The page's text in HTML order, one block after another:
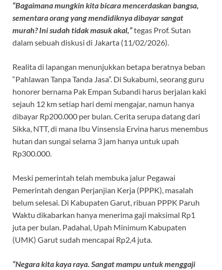
“Bagaimana mungkin kita bicara mencerdaskan bangsa,
sementara orang yang mendidiknya dibayar sangat
murah? Ini sudah tidak masuk akal,”tegas Prof. Sutan
dalam sebuah diskusi di Jakarta (11/02/2026).
Realita di lapangan menunjukkan betapa beratnya beban
“Pahlawan Tanpa Tanda Jasa”. Di Sukabumi, seorang guru
honorer bernama Pak Empan Subandi harus berjalan kaki
sejauh 12 km setiap hari demi mengajar, namun hanya
dibayar Rp200.000 per bulan. Cerita serupa datang dari
Sikka, NTT, di mana Ibu Vinsensia Ervina harus menembus
hutan dan sungai selama 3 jam hanya untuk upah
Rp300.000.
Meski pemerintah telah membuka jalur Pegawai
Pemerintah dengan Perjanjian Kerja (PPPK), masalah
belum selesai. Di Kabupaten Garut, ribuan PPPK Paruh
Waktu dikabarkan hanya menerima gaji maksimal Rp1
juta per bulan. Padahal, Upah Minimum Kabupaten
(UMK) Garut sudah mencapai Rp2,4 juta.
“Negara kita kaya raya. Sangat mampu untuk menggaji